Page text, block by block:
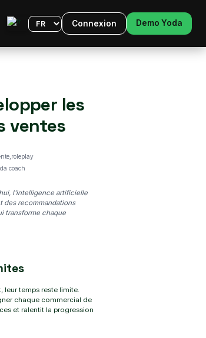
Langue Connexion Demo Yoda
les
ventes
coach
l'intelligence artificielle
des recommandations
transforme chaque
leur temps reste limite.
chaque commercial de
et ralentit la progression